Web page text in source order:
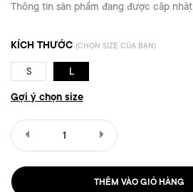
Thông tin sản phẩm đang được cập nhật
KÍCH THƯỚC (CHỌN SIZE CỦA BẠN)
S L
Gợi ý chọn size
THÊM VÀO GIỎ HÀNG